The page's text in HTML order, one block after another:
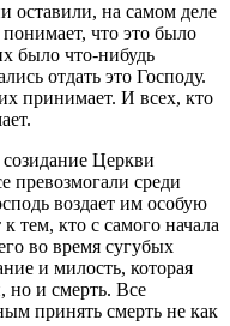
оставили, на самом деле
что это было
было что-нибудь
отдать это Господу.
принимает. И всех, кто
Церкви
превозмогали среди
воздает им особую
тем, кто с самого начала
во время сугубых
и милость, которая
но и смерть. Все
принять смерть не как